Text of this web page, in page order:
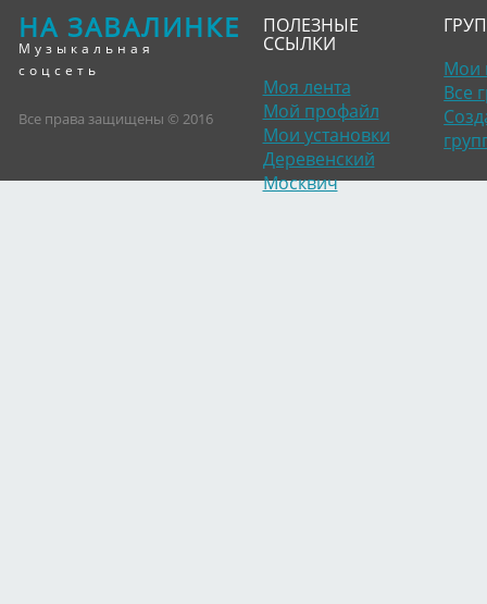
НА ЗАВАЛИНКЕ
Музыкальная
соцсеть
Все права защищены © 2016
ПОЛЕЗНЫЕ
ССЫЛКИ
Моя лента
Мой профайл
Мои установки
Деревенский
Москвич
Мои
Все